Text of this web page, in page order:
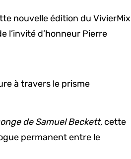
nouvelle édition du VivierMix
l’invité d’honneur Pierre
à travers le prisme
de Samuel Beckett, cette
permanent entre le